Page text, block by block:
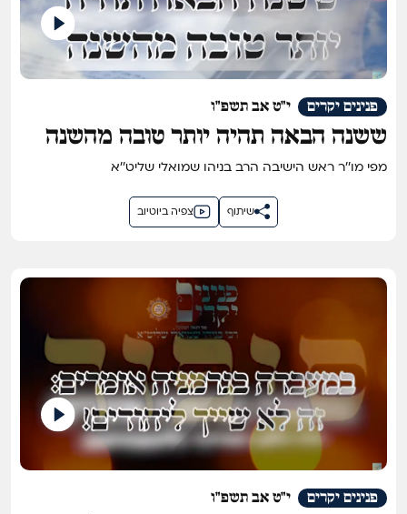
י"ט אב תשפ"ו פנינים יקרים
ששנה הבאה תהיה יותר טובה מהשנה
מפי מו''ר ראש הישיבה הרב בניהו שמואלי שליט''א
צפיה ביוטיוב שיתוף
י"ט אב תשפ"ו פנינים יקרים